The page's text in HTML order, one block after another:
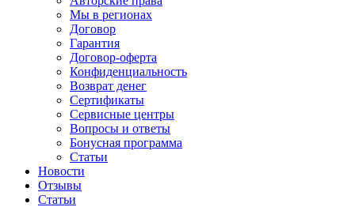
Мы в регионах
Договор
Гарантия
Договор-оферта
Конфиденциальность
Возврат денег
Сертификаты
Сервисные центры
Вопросы и ответы
Бонусная программа
Статьи
Новости
Отзывы
Статьи